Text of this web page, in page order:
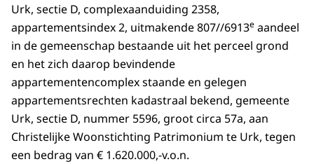
Urk, sectie D, complexaanduiding 2358,
appartementsindex 2, uitmakende 807//6913e aandeel
in de gemeenschap bestaande uit het perceel grond
en het zich daarop bevindende
appartementencomplex staande en gelegen
appartementsrechten kadastraal bekend, gemeente
Urk, sectie D, nummer 5596, groot circa 57a, aan
Christelijke Woonstichting Patrimonium te Urk, tegen
een bedrag van € 1.620.000,-v.o.n.